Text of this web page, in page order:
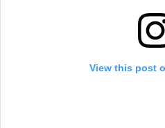
View this post